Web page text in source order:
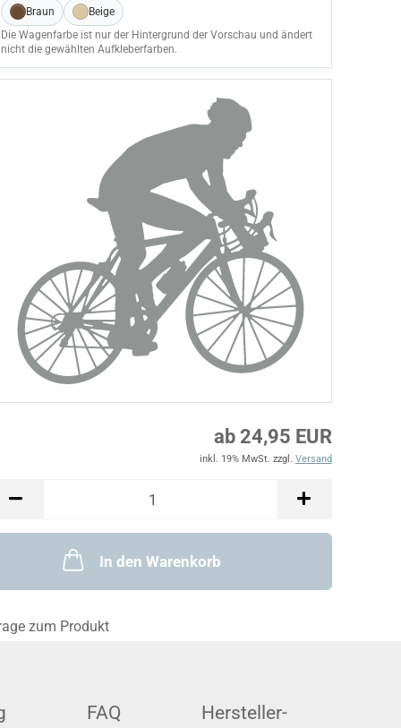
Braun
Beige
Die Wagenfarbe ist nur der Hintergrund der Vorschau und ändert
nicht die gewählten Aufkleberfarben.
ab 24,95 EUR
inkl. 19% MwSt. zzgl. Versand
In den Warenkorb
zum Produkt
FAQ Hersteller-